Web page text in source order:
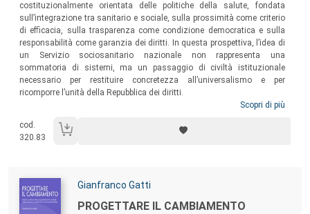
costituzionalmente orientata delle politiche della salute, fondata
sull’integrazione tra sanitario e sociale, sulla prossimità come criterio
di efficacia, sulla trasparenza come condizione democratica e sulla
responsabilità come garanzia dei diritti. In questa prospettiva, l’idea di
un Servizio sociosanitario nazionale non rappresenta una
sommatoria di sistemi, ma un passaggio di civiltà istituzionale
necessario per restituire concretezza all’universalismo e per
ricomporre l’unità della Repubblica dei diritti.
Scopri di più
cod.
320.83
Autori:
Gianfranco Gatti
Titolo:
PROGETTARE IL CAMBIAMENTO